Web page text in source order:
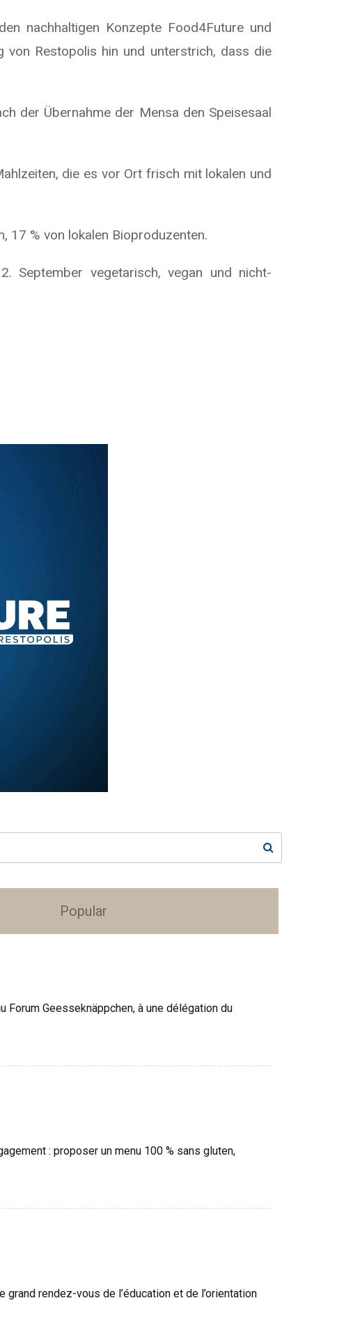
nachhaltigen Konzepte Food4Future und
von Restopolis hin und unterstrich, dass die
der Übernahme der Mensa den Speisesaal
die es vor Ort frisch mit lokalen und
17 % von lokalen Bioproduzenten.
September vegetarisch, vegan und nicht-
Popular
Geesseknäppchen, à une délégation du
: proposer un menu 100 % sans gluten,
rendez-vous de l’éducation et de l’orientation